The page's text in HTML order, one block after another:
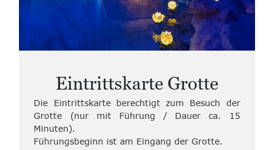
Eintrittskarte Grotte
Die Eintrittskarte berechtigt zum Besuch der
Grotte (nur mit Führung / Dauer ca. 15
Minuten).
Führungsbeginn ist am Eingang der Grotte.